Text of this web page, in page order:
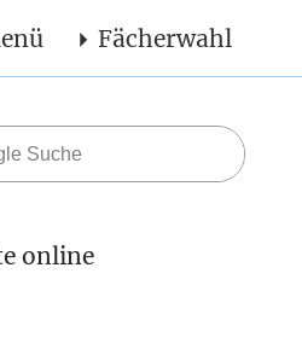
Fächerwahl
online